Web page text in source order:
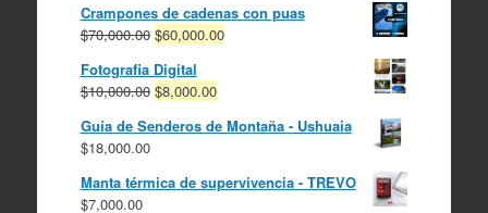
original
era:
$16,000.00.
actual
es:
Crampones de cadenas con puas
$70,000.00 El
original
era:
$70,000.00.
$60,000.00El
$60,000.00.
Fotografia Digital
$10,000.00 El
original
$10,000.00.
$8,000.00El
actual
$8,000.00.
Guía de Senderos de Montaña - Ushuaia
$18,000.00
Manta térmica de supervivencia - TREVO
$7,000.00